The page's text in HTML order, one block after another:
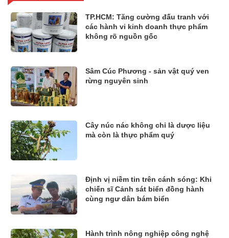
TP.HCM: Tăng cường đấu tranh với
các hành vi kinh doanh thực phẩm
không rõ nguồn gốc
Sâm Cúc Phương - sản vật quý ven
rừng nguyên sinh
Cây núc nác không chỉ là dược liệu
mà còn là thực phẩm quý
Định vị niềm tin trên cánh sóng: Khi
chiến sĩ Cảnh sát biển đồng hành
cùng ngư dân bám biển
Hành trình nông nghiệp công nghệ